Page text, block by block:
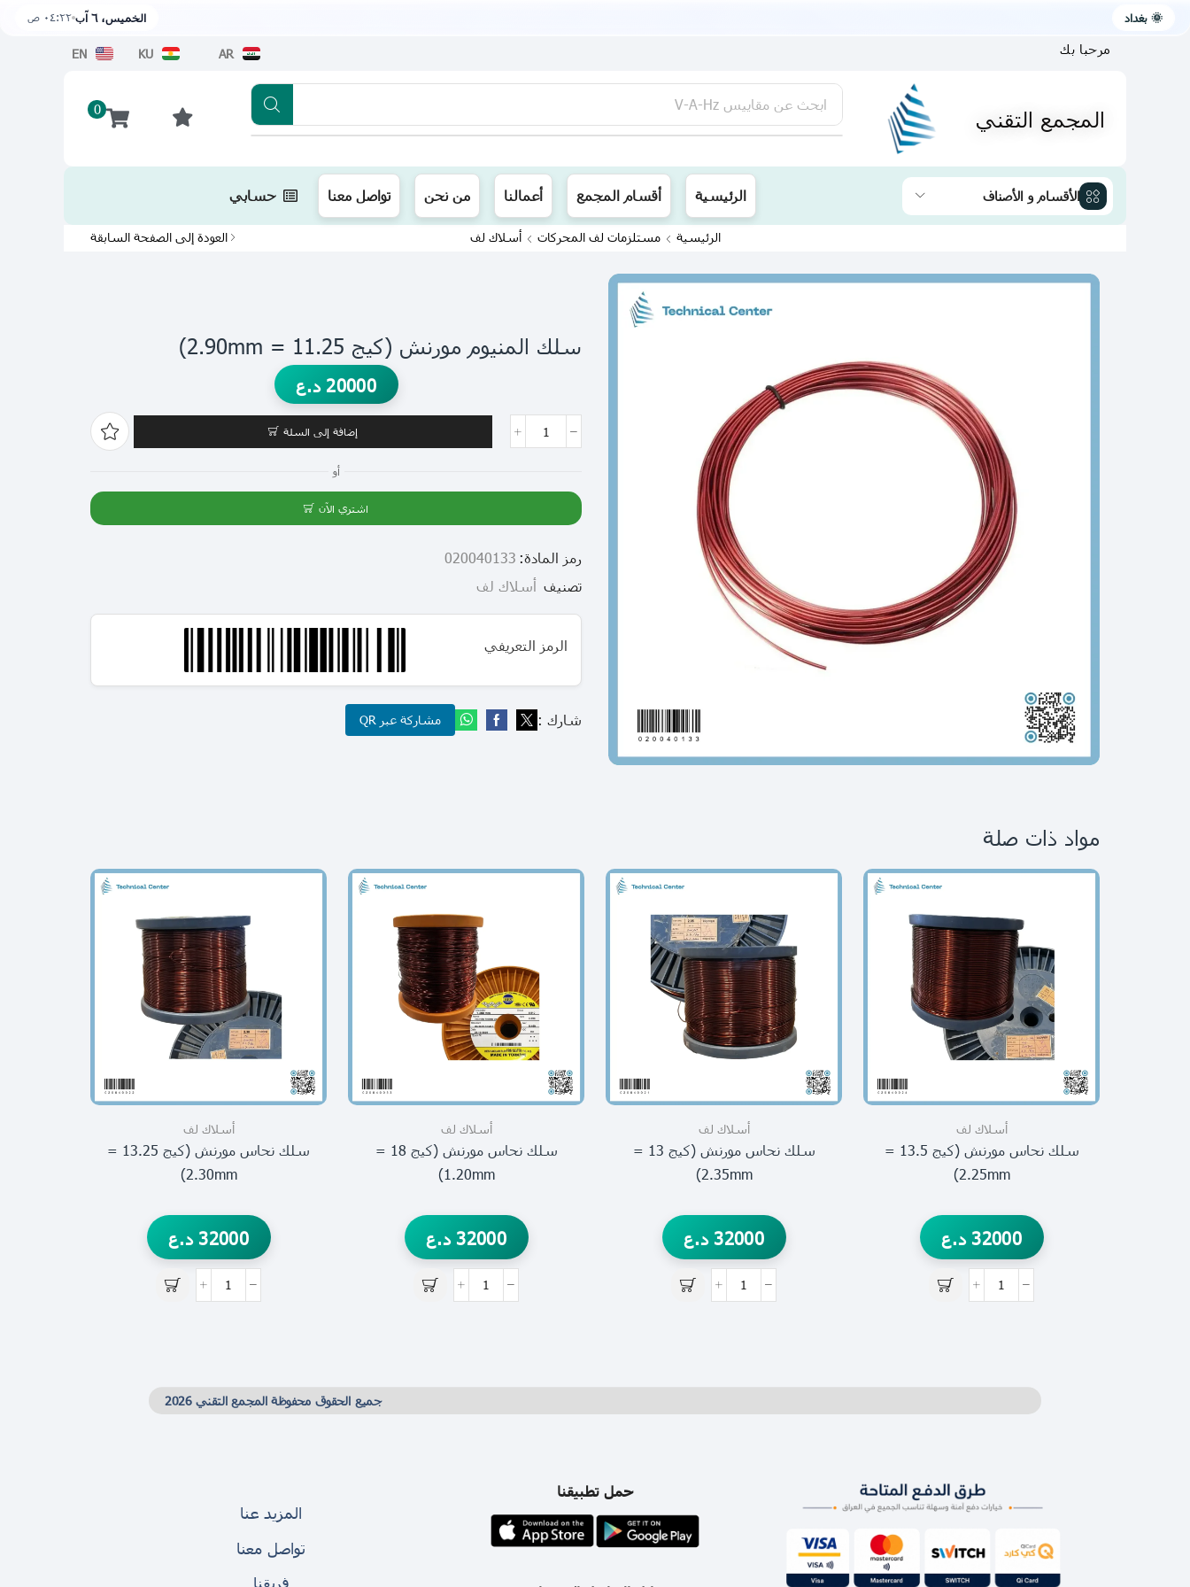
🌞 بغداد الخميس، ٦ آب ٠٤:٢٢ ص
AR
KU
EN مرحبا بك
المجمع التقني 0 ابحث عن مقاييس V-A-Hz
يتوفر لدينا توصيل الى جميع محافظات العراق تطبيقنا متوفر الآن على متجر أبل اضغط
الأقسام و الأصناف الرئيسية أقسام المجمع أعمالنا من نحن تواصل معنا حسابي
الرئيسية مستلزمات لف المحركات أسلاك لف العودة إلى الصفحة السابقة
سلك المنيوم مورنش (كيج 11.25 = 2.90mm)
20000 د.ع
إضافة إلى السلة
أو
اشتري الآن
رمز المادة: 020040133
تصنيف أسلاك لف
الرمز التعريفي
شارك : مشاركة عبر QR
مواد ذات صلة
أسلاك لف
سلك نحاس مورنش (كيج 13.5 =
2.25mm)
32000 د.ع
أسلاك لف
سلك نحاس مورنش (كيج 13 =
2.35mm)
32000 د.ع
أسلاك لف
سلك نحاس مورنش (كيج 18 =
1.20mm)
32000 د.ع
أسلاك لف
سلك نحاس مورنش (كيج 13.25 =
2.30mm)
32000 د.ع
جميع الحقوق محفوظة المجمع التقني 2026
حمل تطبيقنا
المزيد عنا
تواصل معنا
فريقنا